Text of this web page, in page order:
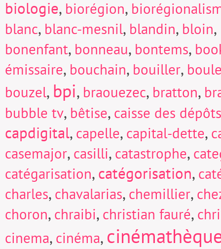
biologie, biorégion,
blanc, blanc-mesnil, blandin, bloin,
bonenfant, bonneau, bontems,
émissaire, bouchain, bouiller,
bouzel, bpi, braouezec, bratton,
bubble tv, bêtise, caisse des
capdigital, capelle, capital-dette,
casemajor, casilli, catastrophe,
catégarisation,catégorisation,
charles, chavalarias, chemillier,
choron, chraibi, christian fauré,
cinema, cinéma,